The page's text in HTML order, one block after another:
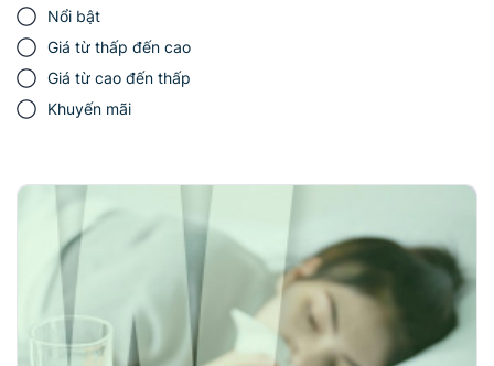
Nổi bật
Giá từ thấp đến cao
Giá từ cao đến thấp
Khuyến mãi